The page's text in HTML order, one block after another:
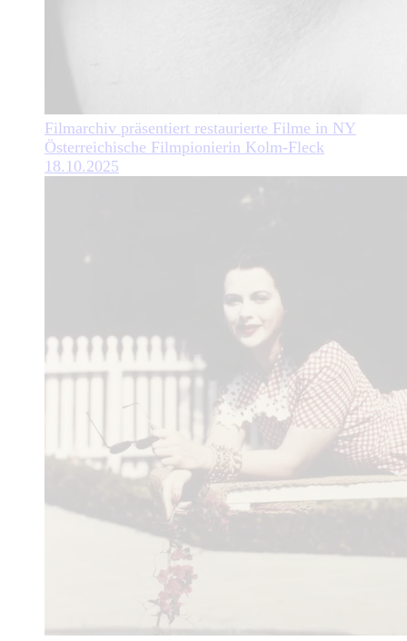
Filmarchiv präsentiert restaurierte Filme in NY
Österreichische Filmpionierin Kolm-Fleck
18.10.2025